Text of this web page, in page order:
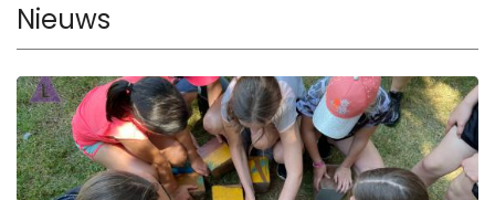
Nieuws